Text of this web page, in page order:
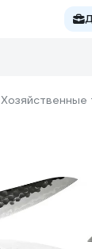
Хозяйственные